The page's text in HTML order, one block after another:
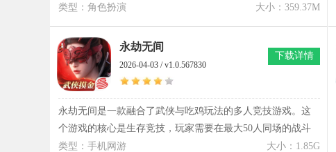
宫里不断前进，每一次都会有不同的随机事件，而且地下迷
宫是可以让大家去进行探索的。期间可以得到一些珍贵的装
备和武林秘籍，整体的玩法特别有趣，所以有兴趣的话就来
把魔境迷宫大冒险中文版下载好吧。
大小：359.37M
类型：角色扮演
永劫无间
2026-04-03 / v1.0.567830
永劫无间是一款融合了武侠与吃鸡玩法的多人竞技游戏。这
个游戏的核心是生存竞技，玩家需要在最大50人同场的战斗
中利用收集的武器、技能和战术来成为最后的幸存者。永劫
大小：1.85G
类型：手机网游
下载详情